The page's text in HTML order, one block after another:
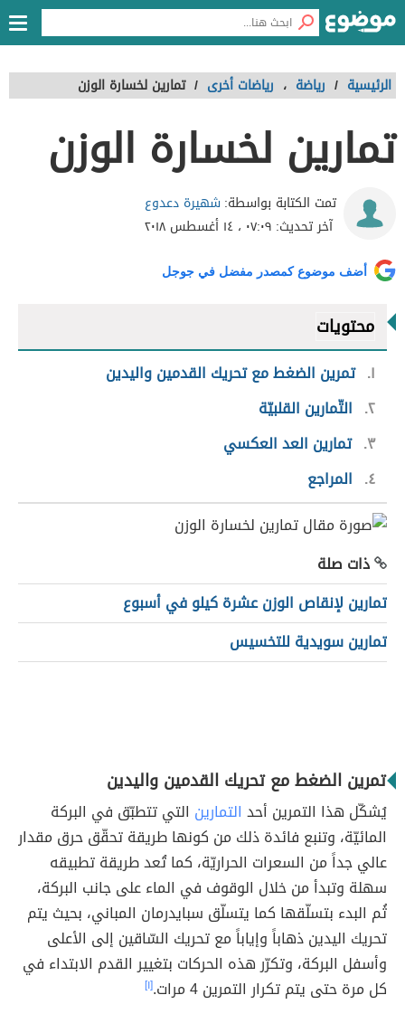
الرئيسية / رياضة ، رياضات أخرى / تمارين لخسارة الوزن
تمارين لخسارة الوزن
تمت الكتابة بواسطة:شهيرة دعدوع
آخر تحديث: ٠٧:٠٩ ، ١٤ أغسطس ٢٠١٨
أضف موضوع كمصدر مفضل في جوجل
محتويات
١ تمرين الضغط مع تحريك القدمين واليدين
٢ التّمارين القلبيّة
٣ تمارين العد العكسي
٤
المراجع
ذات صلة
تمارين لإنقاص الوزن عشرة كيلو في أسبوع
تمارين سويدية للتخسيس
تمرين الضغط مع تحريك القدمين واليدين
يُشكّل هذا التمرين أحد التمارين التي تتطبّق في البركة
المائيّة، وتنبع فائدة ذلك من كونها طريقة تحقّق حرق مقدار
عالي جداً من السعرات الحراريّة، كما تُعد طريقة تطبيقه
سهلة وتبدأ من خلال الوقوف في الماء على جانب البركة،
ثُم البدء بتسلّقها كما يتسلّق سبايدرمان المباني، بحيث يتم
تحريك اليدين ذهاباً وإياباً مع تحريك السّاقين إلى الأعلى
وأسفل البركة، وتكرّر هذه الحركات بتغيير القدم الابتداء في
كل مرة حتى يتم تكرار التمرين 4 مرات.
[١]